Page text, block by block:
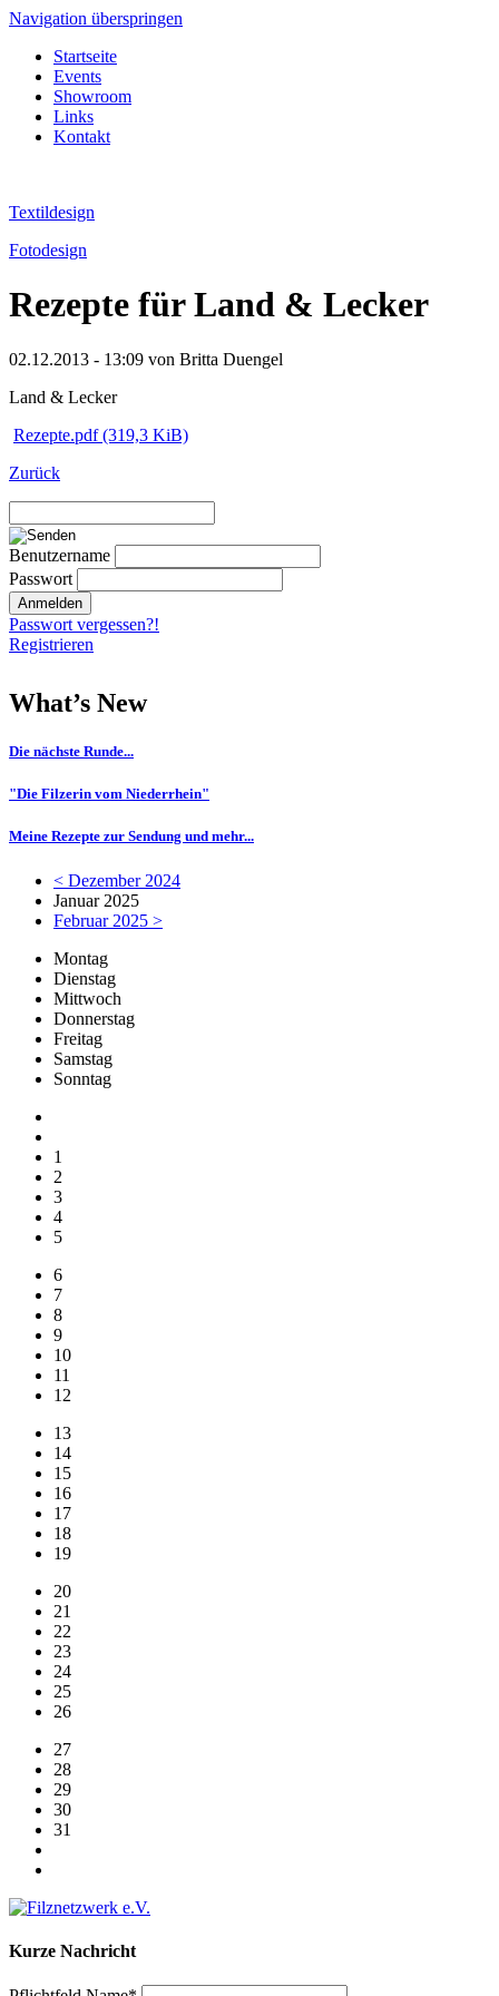
Navigation überspringen
Startseite
Events
Showroom
Links
Kontakt
Textildesign
Fotodesign
Rezepte für Land & Lecker
02.12.2013 - 13:09 von Britta Duengel
Land & Lecker
Rezepte.pdf(319,3 KiB)
Zurück
Benutzername
Passwort
Passwort vergessen?!
Registrieren
What’s New
Die nächste Runde...
"Die Filzerin vom Niederrhein"
Meine Rezepte zur Sendung und mehr...
< Dezember 2024
Januar 2025
Februar 2025 >
Montag
Dienstag
Mittwoch
Donnerstag
Freitag
Samstag
Sonntag
1
2
3
4
5
6
7
8
9
10
11
12
13
14
15
16
17
18
19
20
21
22
23
24
25
26
27
28
29
30
31
Kurze Nachricht